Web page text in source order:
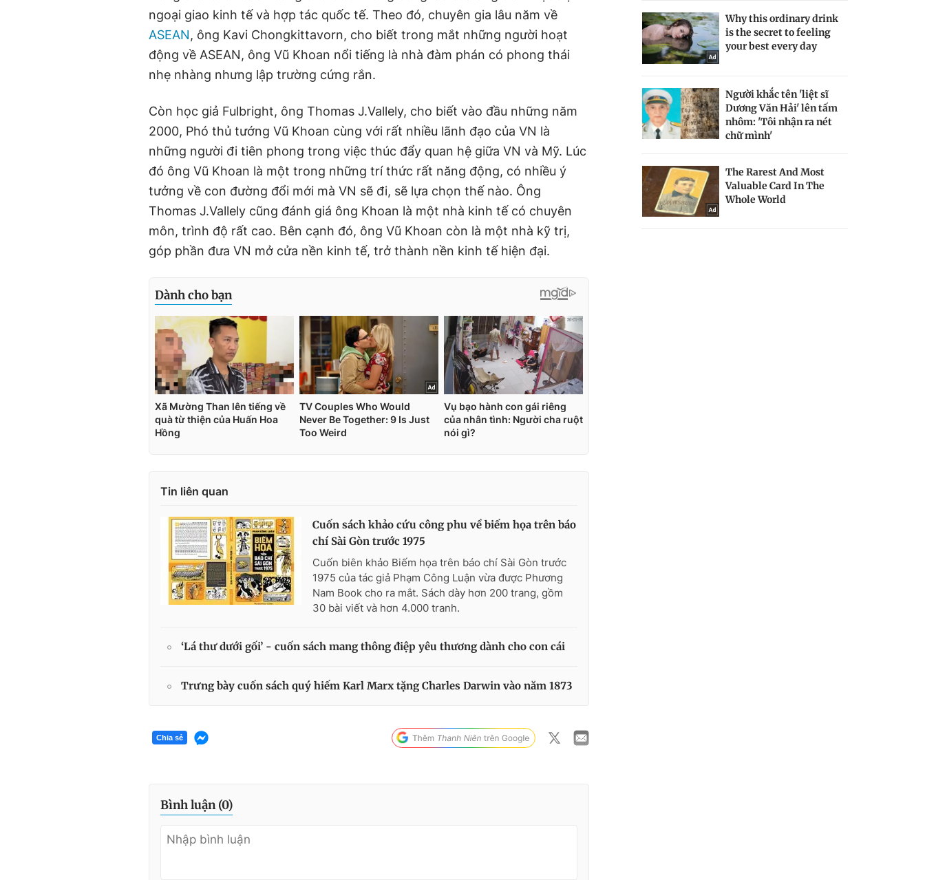
ngoại giao kinh tế và hợp tác quốc tế. Theo đó, chuyên gia lâu năm về
ASEAN, ông Kavi Chongkittavorn, cho biết trong mắt những người hoạt
động về ASEAN, ông Vũ Khoan nổi tiếng là nhà đàm phán có phong thái
nhẹ nhàng nhưng lập trường cứng rắn.
Còn học giả Fulbright, ông Thomas J.Vallely, cho biết vào đầu những năm
2000, Phó thủ tướng Vũ Khoan cùng với rất nhiều lãnh đạo của VN là
những người đi tiên phong trong việc thúc đẩy quan hệ giữa VN và Mỹ. Lúc
đó ông Vũ Khoan là một trong những trí thức rất năng động, có nhiều ý
tưởng về con đường đổi mới mà VN sẽ đi, sẽ lựa chọn thế nào. Ông
Thomas J.Vallely cũng đánh giá ông Khoan là một nhà kinh tế có chuyên
môn, trình độ rất cao. Bên cạnh đó, ông Vũ Khoan còn là một nhà kỹ trị,
góp phần đưa VN mở cửa nền kinh tế, trở thành nền kinh tế hiện đại.
Tin liên quan
Cuốn sách khảo cứu công phu về biếm họa trên báo
chí Sài Gòn trước 1975
Cuốn biên khảo Biếm họa trên báo chí Sài Gòn trước
1975 của tác giả Phạm Công Luận vừa được Phương
Nam Book cho ra mắt. Sách dày hơn 200 trang, gồm
30 bài viết và hơn 4.000 tranh.
‘Lá thư dưới gối’ - cuốn sách mang thông điệp yêu thương dành cho con cái
Trưng bày cuốn sách quý hiếm Karl Marx tặng Charles Darwin vào năm 1873
Chia sẻ
Bình luận (0)